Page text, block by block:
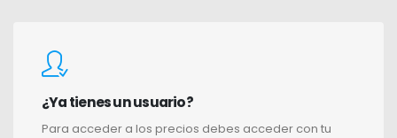
¿Ya tienes un usuario?
Para acceder a los precios debes acceder con tu